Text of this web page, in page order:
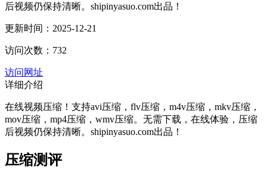
后视频仍保持清晰。shipinyasuo.com出品！
更新时间：2025-12-21
访问次数：732
访问网址
详细介绍
在线视频压缩！支持avi压缩，flv压缩，m4v压缩，mkv压缩，
mov压缩，mp4压缩，wmv压缩。无需下载，在线体验，压缩
后视频仍保持清晰。shipinyasuo.com出品！
压缩测评